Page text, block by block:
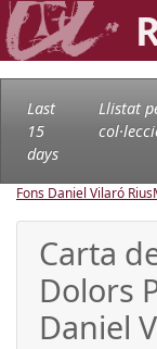
Last
15
days
Llistat
Fons Daniel Vilaró Rius
Carta
Dolors
Daniel